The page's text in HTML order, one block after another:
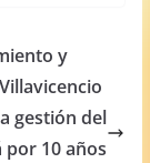
y
gestión del
por 10 años